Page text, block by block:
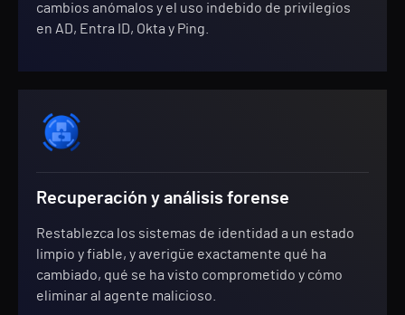
cambios anómalos y el uso indebido de privilegios
en AD, Entra ID, Okta y Ping.
Recuperación y análisis forense
Restablezca los sistemas de identidad a un estado
limpio y fiable, y averigüe exactamente qué ha
cambiado, qué se ha visto comprometido y cómo
eliminar al agente malicioso.